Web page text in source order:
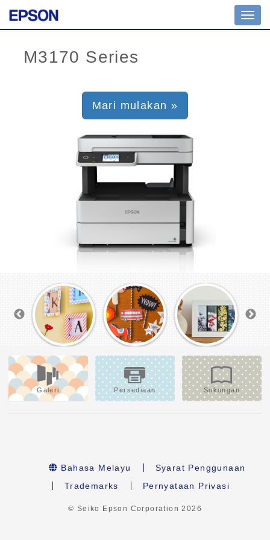
Mari mulakan »
Galeri Persediaan Sokongan
Bahasa Melayu
Syarat Penggunaan
Trademarks
Pernyataan Privasi
© Seiko Epson Corporation2026